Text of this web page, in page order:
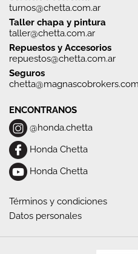
turnos@chetta.com.ar
Taller chapa y pintura
taller@chetta.com.ar
Repuestos y Accesorios
repuestos@chetta.com.ar
Seguros
ENCONTRANOS
@honda.chetta
Honda Chetta
Honda Chetta
Términos y condiciones
Datos personales